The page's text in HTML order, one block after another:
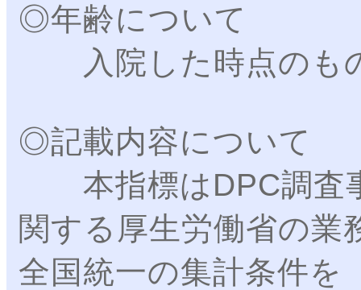
◎年齢について
入院した時点のも
◎記載内容について
本指標はDPC調査
関する厚生労働省の業
全国統一の集計条件を